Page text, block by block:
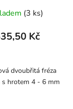
(3 ks)
Kč
dvoubřitá fréza
s hrotem 4 - 6 mm